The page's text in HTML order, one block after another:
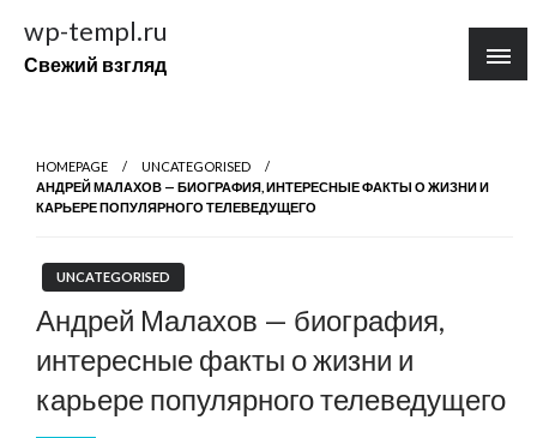
содержимому
wp-templ.ru
Свежий взгляд
HOMEPAGE
UNCATEGORISED
АНДРЕЙ МАЛАХОВ — БИОГРАФИЯ, ИНТЕРЕСНЫЕ ФАКТЫ О ЖИЗНИ И
КАРЬЕРЕ ПОПУЛЯРНОГО ТЕЛЕВЕДУЩЕГО
UNCATEGORISED
Андрей Малахов — биография,
интересные факты о жизни и
карьере популярного телеведущего